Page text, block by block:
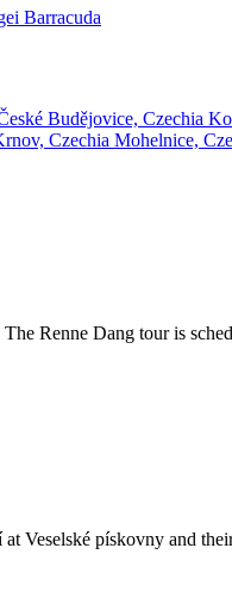
Barracuda
Budějovice, Czechia
Czechia Mohelnice,
Renne Dang tour is
Veselské pískovny and